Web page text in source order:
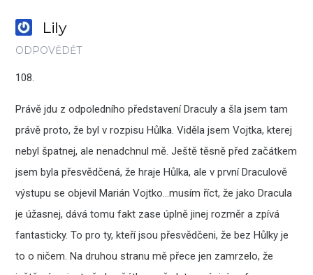
Lily
ODPOVĚDĚT
108.
Právě jdu z odpoledního představení Draculy a šla jsem tam
právě proto, že byl v rozpisu Hůlka. Viděla jsem Vojtka, kterej
nebyl špatnej, ale nenadchnul mě. Ještě těsně před začátkem
jsem byla přesvědčená, že hraje Hůlka, ale v první Draculově
výstupu se objevil Marián Vojtko…musím říct, že jako Dracula
je úžasnej, dává tomu fakt zase úplně jinej rozměr a zpívá
fantasticky. To pro ty, kteří jsou přesvědčeni, že bez Hůlky je
to o ničem. Na druhou stranu mě přece jen zamrzelo, že